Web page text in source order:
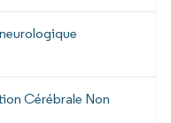
Cérébrale Non